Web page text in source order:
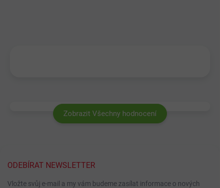
Zobrazit Všechny hodnocení
ODEBÍRAT NEWSLETTER
Vložte svůj e-mail a my vám budeme zasílat informace o nových